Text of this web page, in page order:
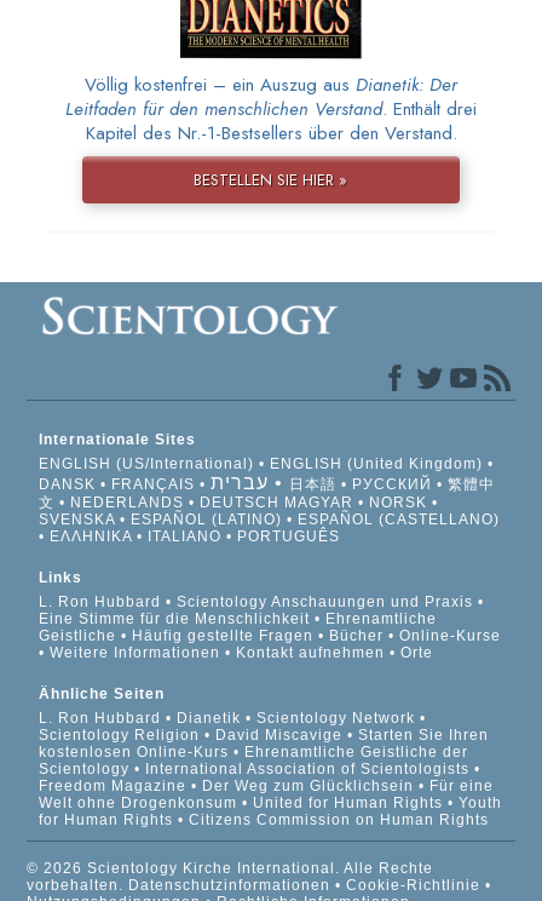
Völlig kostenfrei – ein Auszug aus Dianetik: Der
Leitfaden für den menschlichen Verstand. Enthält drei
Kapitel des Nr.-1-Bestsellers über den Verstand.
BESTELLEN SIE HIER »
Internationale Sites
ENGLISH (US/International)
ENGLISH (United Kingdom)
DANSK
FRANÇAIS עברית 日本語 РУССКИЙ
繁體中
文
NEDERLANDS DEUTSCH MAGYAR
NORSK
SVENSKA
ESPAÑOL (LATINO)
ESPAÑOL (CASTELLANO)
ΕΛΛΗΝΙΚA
ITALIANO PORTUGUÊS
Links
L. Ron Hubbard
Scientology Anschauungen und Praxis
Eine Stimme für die Menschlichkeit
Ehrenamtliche
Geistliche
Häufig gestellte Fragen Bücher
Online-Kurse
Weitere Informationen
Kontakt aufnehmen Orte
Ähnliche Seiten
L. Ron Hubbard
Dianetik
Scientology Network
Scientology Religion
David Miscavige
Starten Sie Ihren
kostenlosen Online-Kurs
Ehrenamtliche Geistliche der
Scientology
International Association of Scientologists
Freedom Magazine
Der Weg zum Glücklichsein
Für eine
Welt ohne Drogenkonsum
United for Human Rights
Youth
for Human Rights
Citizens Commission on Human Rights
© 2026 Scientology Kirche International. Alle Rechte
vorbehalten. Datenschutzinformationen •Cookie-Richtlinie •